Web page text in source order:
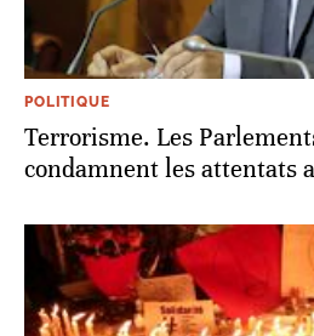
POLITIQUE
Terrorisme. Les
condamnent les attentats